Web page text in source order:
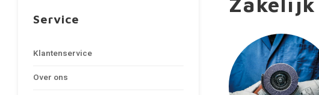
Service
Klantenservice
Over ons